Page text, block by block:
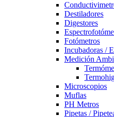
Destiladores
Digestores
Fotómetros
Incubadoras /
Medición
Microscopios
Muflas
PH Metros
Pipetas /